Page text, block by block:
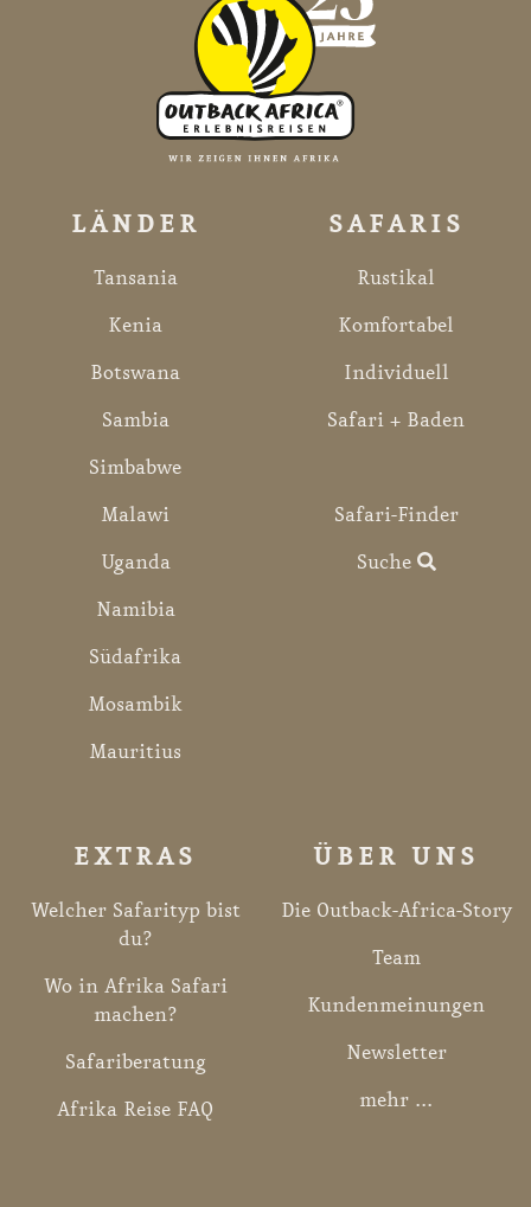
LÄNDER
Tansania
Kenia
Botswana
Sambia
Simbabwe
Malawi
Uganda
Namibia
Südafrika
Mosambik
Mauritius
SAFARIS
Rustikal
Komfortabel
Individuell
Safari + Baden
Safari-Finder
Suche
EXTRAS
Welcher Safarityp bist
du?
Wo in Afrika Safari
machen?
Safariberatung
Afrika Reise FAQ
ÜBER UNS
Die Outback-Africa-Story
Team
Kundenmeinungen
Newsletter
mehr ...